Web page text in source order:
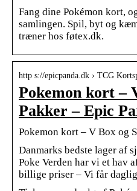
Fang dine Pokémon kort,
samlingen. Spil, byt og
træner hos føtex.dk.
http s://epicpanda.dk › TCG
Pokemon kort –
Pakker – Epic
Pokemon kort – V Box og
Danmarks bedste lager af
Poke Verden har vi et hav
billige priser – Vi får